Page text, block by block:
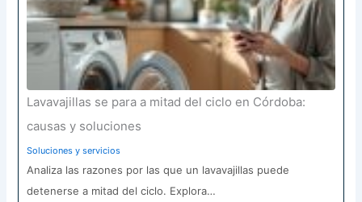
Lavavajillas se para a mitad del ciclo en Córdoba:
causas y soluciones
Soluciones y servicios
Analiza las razones por las que un lavavajillas puede
detenerse a mitad del ciclo. Explora…